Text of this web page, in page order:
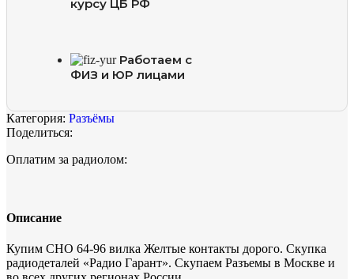
курсу ЦБ РФ
Работаем с
ФИЗ и ЮР лицами
Категория: Разъёмы
Поделиться:
Оплатим за радиолом:
Описание
Купим СНО 64-96 вилка Желтые контакты дорого. Скупка
радиодеталей «Радио Гарант». Скупаем Разъемы в Москве и